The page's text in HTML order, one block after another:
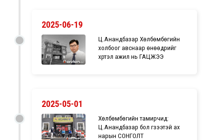
2025-06-19
Ц.Анандбазар Хөлбөмбөгийн
холбоог авснаар өнөөдрийг
хүртэл ажил нь ГАЦЖЭЭ
2025-05-01
Хөлбөмбөгийн тамирчид:
Ц.Анандбазар бол гүзээтэй ах
нарын СОНГОЛТ